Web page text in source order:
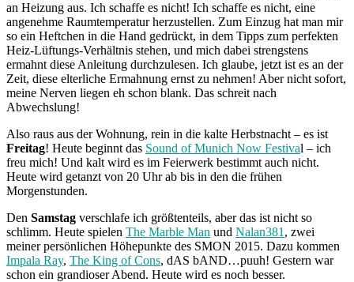
an Heizung aus. Ich schaffe es nicht! Ich schaffe es nicht, eine
angenehme Raumtemperatur herzustellen. Zum Einzug hat man mir
so ein Heftchen in die Hand gedrückt, in dem Tipps zum perfekten
Heiz-Lüftungs-Verhältnis stehen, und mich dabei strengstens
ermahnt diese Anleitung durchzulesen. Ich glaube, jetzt ist es an der
Zeit, diese elterliche Ermahnung ernst zu nehmen! Aber nicht sofort,
meine Nerven liegen eh schon blank. Das schreit nach
Abwechslung!
Also raus aus der Wohnung, rein in die kalte Herbstnacht – es ist
Freitag! Heute beginnt das Sound of Munich Now Festival – ich
freu mich! Und kalt wird es im Feierwerk bestimmt auch nicht.
Heute wird getanzt von 20 Uhr ab bis in den die frühen
Morgenstunden.
Den Samstag verschlafe ich größtenteils, aber das ist nicht so
schlimm. Heute spielen The Marble Man und Nalan381 , zwei
meiner persönlichen Höhepunkte des SMON 2015. Dazu kommen
Impala Ray, The King of Cons, dAS bAND…puuh! Gestern war
schon ein grandioser Abend. Heute wird es noch besser.